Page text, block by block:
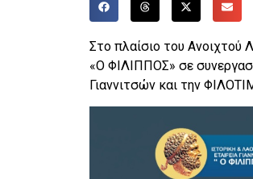
Στο πλαίσιο του Ανοιχτού
«Ο ΦΙΛΙΠΠΟΣ» σε
Γιαννιτσών και την